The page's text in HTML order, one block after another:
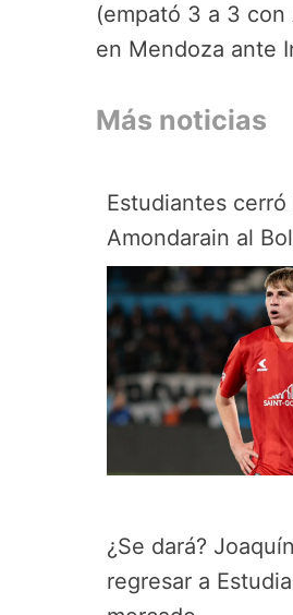
(empató 3 a 3
en Mendoza ante
Más noticias
Estudiantes
Amondarain al
¿Se dará?
regresar a